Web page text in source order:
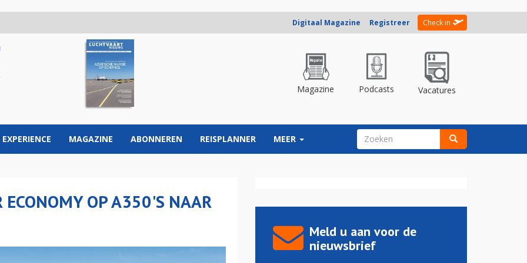
Digitaal Magazine Registreer Check in
Magazine Podcasts Vacatures
EXPERIENCE MAGAZINE ABONNEREN REISPLANNER MEER ZOEKVELD
OP A350'S NAAR
Meld u aan voor de
nieuwsbrief